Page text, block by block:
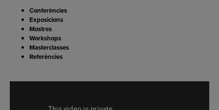
Conferències
Exposicions
Mostres
Workshops
Masterclasses
Referències